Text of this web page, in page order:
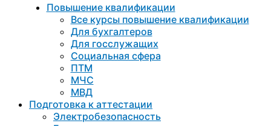
Повышение квалификации
Все курсы повышение квалификации
Для бухгалтеров
Для госслужащих
Социальная сфера
ПТМ
МЧС
МВД
Подготовка к aттестации
Электробезопасность